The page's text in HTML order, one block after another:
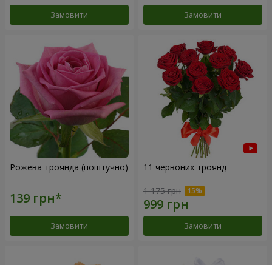
Замовити Замовити
Рожева троянда (поштучно)
Замовити
11 червоних троянд
1 175 грн
Замовити